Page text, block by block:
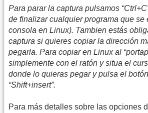
Para parar la captura pulsamos
de finalizar cualquier programa que se
consola en Linux). Tambien estás
captura si quieres copiar la dirección
pegarla. Para copiar en Linux al
simplemente con el ratón y situa el
donde lo quieras pegar y pulsa el
“Shift+insert”.
Para más detalles sobre las opciones